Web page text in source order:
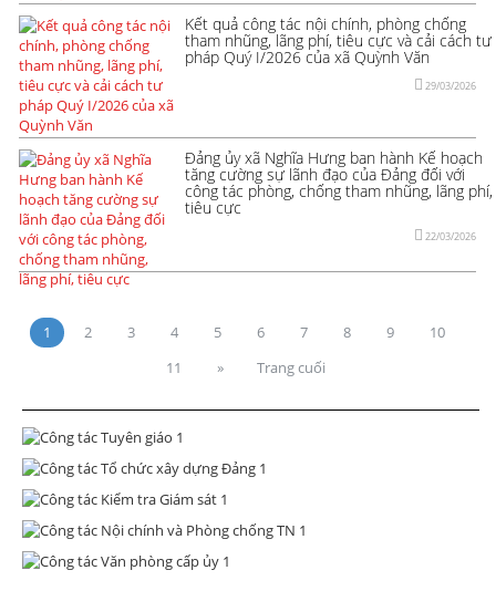
Kết quả công tác nội chính, phòng chống
tham nhũng, lãng phí, tiêu cực và cải cách tư
pháp Quý I/2026 của xã Quỳnh Văn
29/03/2026
Đảng ủy xã Nghĩa Hưng ban hành Kế hoạch
tăng cường sự lãnh đạo của Đảng đối với
công tác phòng, chống tham nhũng, lãng phí,
tiêu cực
22/03/2026
1 2 3 4 5 6 7 8 9
10
11
» Trang cuối